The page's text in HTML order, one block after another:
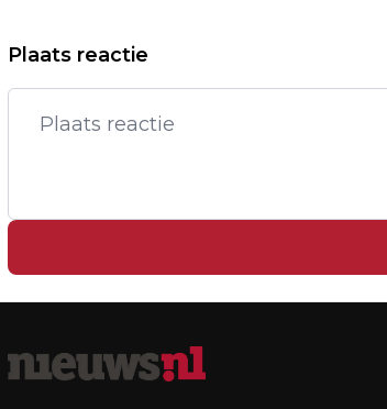
Vorig artikel
YEŞILGÖZ ZIET 'BEGIN POSITIEF
IN AANPAK VOETBALGEWELD
Plaats reactie